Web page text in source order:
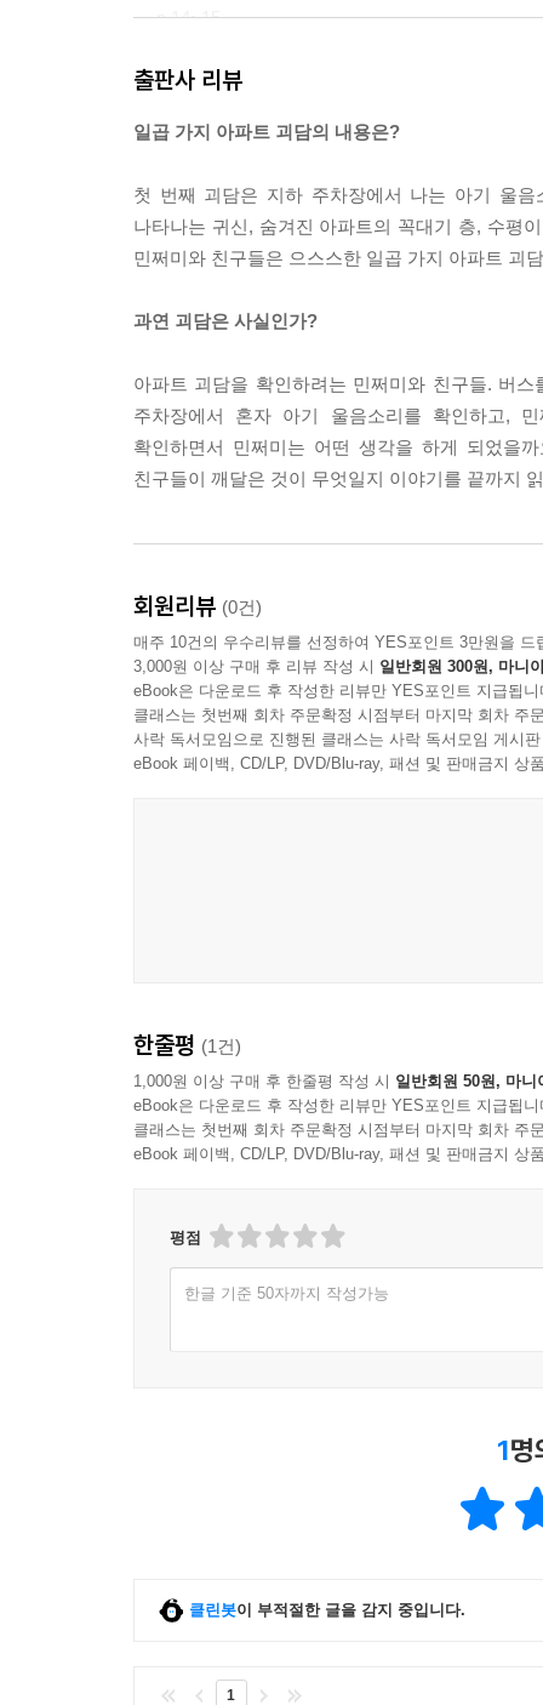
--- p.14~15
태니의 이야기가 끝나자 쩌미는 슬픈 얼굴로 옆에
쩌미의 말에 한잼이 또 강한 척하며 피식 웃었어.
번 사람들이 혼자 듣는 거고.”
“네 말이 맞아. 하지만 그렇다고 모든 지하 주차장
소해가 차분하게 한잼을 향해 대꾸했어. 가만히 괴
고. 또 사람이 여러 명일 때 소리가 멈춘다는 건,
“그래! 맞지? 난 하나도 안 무섭다! 하하하.”
한잼은 큰 소리로 당당하게 외쳤지만, 사실 테이
겁을 먹었다는 걸 알아차렸지. 태니는 한잼의 말을
출판사 리뷰
일곱 가지 아파트 괴담의 내용은?
첫 번째 괴담은 지하 주차장에서 나는 아기 울
나타나는 귀신, 숨겨진 아파트의 꼭대기 층, 수평
민쩌미와 친구들은 으스스한 일곱 가지 아파트 괴
과연 괴담은 사실인가?
아파트 괴담을 확인하려는 민쩌미와 친구들. 버
주차장에서 혼자 아기 울음소리를 확인하고,
확인하면서 민쩌미는 어떤 생각을 하게 되었을
친구들이 깨달은 것이 무엇일지 이야기를 끝까지
회원리뷰 (0건)
매주 10건의 우수리뷰를 선정하여 YES포인트 3만원을 드
3,000원 이상 구매 후 리뷰 작성 시 일반회원 300원, 마니
eBook은 다운로드 후 작성한 리뷰만 YES포인트 지급됩니
클래스는 첫번째 회차 주문확정 시점부터 마지막 회차 주
사락 독서모임으로 진행된 클래스는 사락 독서모임 게시
eBook 페이백, CD/LP, DVD/Blu-ray, 패션 및 판매금지 상
한줄평 (1건)
1,000원 이상 구매 후 한줄평 작성 시 일반회원 50원, 마니
eBook은 다운로드 후 작성한 리뷰만 YES포인트 지급됩니
클래스는 첫번째 회차 주문확정 시점부터 마지막 회차 주
eBook 페이백, CD/LP, DVD/Blu-ray, 패션 및 판매금지 상
평점
한글 기준 50자까지 작성가능
1명
클린봇이 부적절한 글을 감지 중입니다.
1